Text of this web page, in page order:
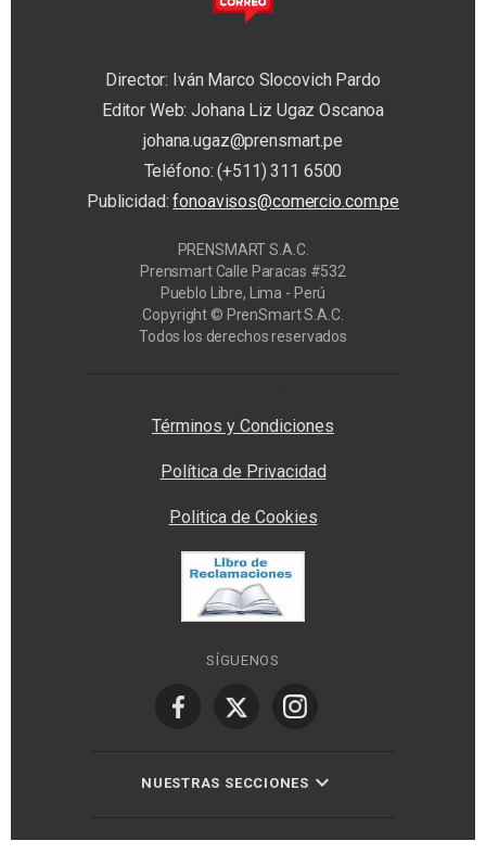
Director: Iván Marco Slocovich Pardo
Editor Web: Johana Liz Ugaz Oscanoa
johana.ugaz@prensmart.pe
Teléfono: (+511) 311 6500
Publicidad:fonoavisos@comercio.com.pe
PRENSMART S.A.C.
Prensmart Calle Paracas #532
Pueblo Libre, Lima - Perú
Copyright © PrenSmart S.A.C.
Todos los derechos reservados
Términos y Condiciones
Política de Privacidad
Politica de Cookies
SÍGUENOS
NUESTRAS SECCIONES